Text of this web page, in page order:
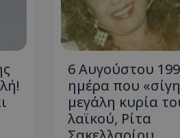
6 Αυγούστου
ημέρα που
μεγάλη κυρία
λαϊκού, Ρίτα
Corporation
συνεδρία